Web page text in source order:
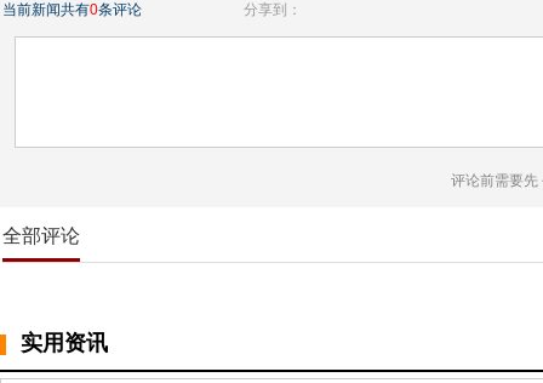
当前新闻共有0条评论 分享到：
评论前需要先
全部评论
实用资讯